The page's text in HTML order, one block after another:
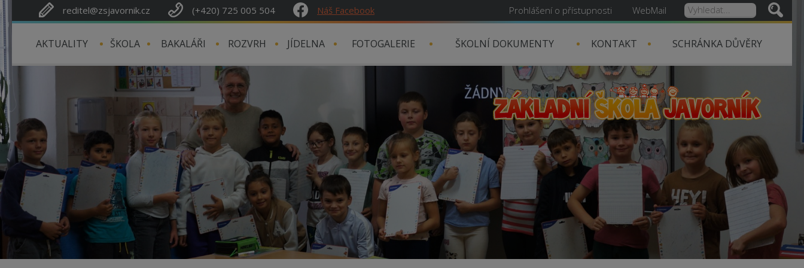
reditel@zsjavornik.cz (+420) 725 005 504 Náš Facebook Prohlášení o přístupnosti WebMail
AKTUALITY ŠKOLA BAKALÁŘI ROZVRH JÍDELNA FOTOGALERIE ŠKOLNÍ DOKUMENTY KONTAKT SCHRÁNKA DŮVĚRY